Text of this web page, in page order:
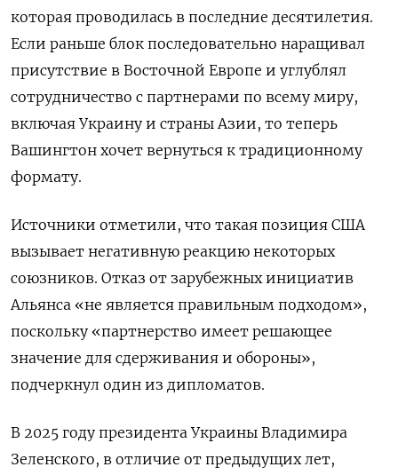
которая проводилась в последние десятилетия.
Если раньше блок последовательно наращивал
присутствие в Восточной Европе и углублял
сотрудничество с партнерами по всему миру,
включая Украину и страны Азии, то теперь
Вашингтон хочет вернуться к традиционному
формату.
Источники отметили, что такая позиция США
вызывает негативную реакцию некоторых
союзников. Отказ от зарубежных инициатив
Альянса «не является правильным подходом»,
поскольку «партнерство имеет решающее
значение для сдерживания и обороны»,
подчеркнул один из дипломатов.
В 2025 году президента Украины Владимира
Зеленского, в отличие от предыдущих лет,